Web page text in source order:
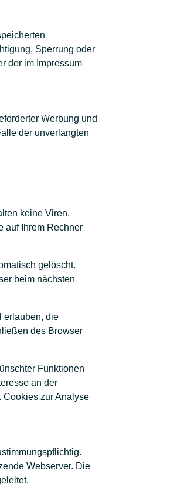
Sperrung oder
der im Impressum
Werbung und
der unverlangten
keine Viren.
auf Ihrem Rechner
gelöscht.
beim nächsten
erlauben, die
des Browser
Funktionen
an der
Cookies zur Analyse
Webserver. Die